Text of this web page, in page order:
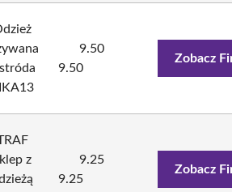
9.50
9.50
Zobacz
z
9.25
9.25
Zobacz